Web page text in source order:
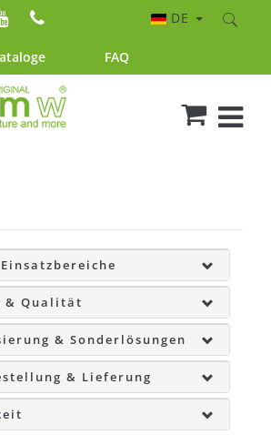
FAQ
DE
& Qualität
& Sonderlösungen
& Lieferung